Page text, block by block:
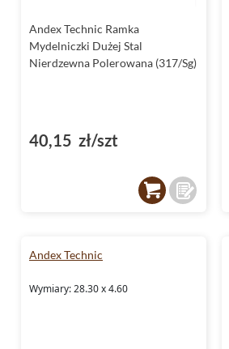
Andex Technic Ramka
Mydelniczki Dużej Stal
Nierdzewna Polerowana (317/Sg)
40,15 zł/szt
Andex Technic
Wymiary: 28.30 x 4.60